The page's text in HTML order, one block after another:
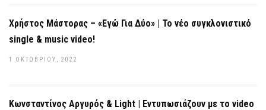
Χρήστος Μάστορας – «Εγώ Για Δύο» | Το νέο συγκλονιστικό
single & music video!
1 ΟΚΤΩΒΡΊΟΥ, 2022
Κωνσταντίνος Αργυρός & Light | Εντυπωσιάζουν με το video